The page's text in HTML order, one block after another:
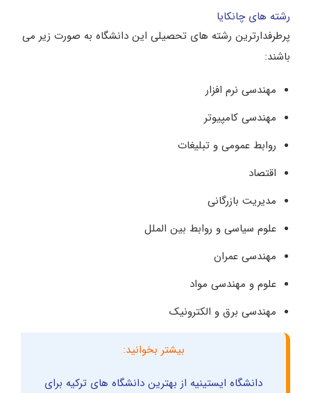
رشته های چانکایا
پرطرفدارترین رشته های تحصیلی این دانشگاه به صورت زیر می
باشند:
مهندسی نرم افزار
مهندسی کامپیوتر
روابط عمومی و تبلیغات
اقتصاد
مدیریت بازرگانی
علوم سیاسی و روابط بین الملل
مهندسی عمران
علوم و مهندسی مواد
مهندسی برق و الکترونیک
بیشتر بخوانید:
دانشگاه ایستینیه از بهترین دانشگاه های ترکیه برای